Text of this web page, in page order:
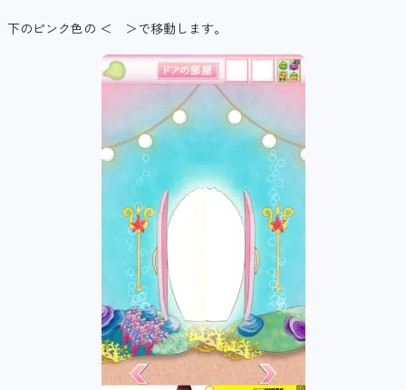
下のピンク色の ＜ ＞で移動します。